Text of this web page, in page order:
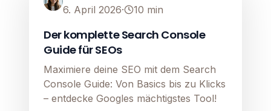
6. April 2026· 10 min
Der komplette Search Console
Guide für SEOs
Maximiere deine SEO mit dem Search
Console Guide: Von Basics bis zu Klicks
– entdecke Googles mächtigstes Tool!